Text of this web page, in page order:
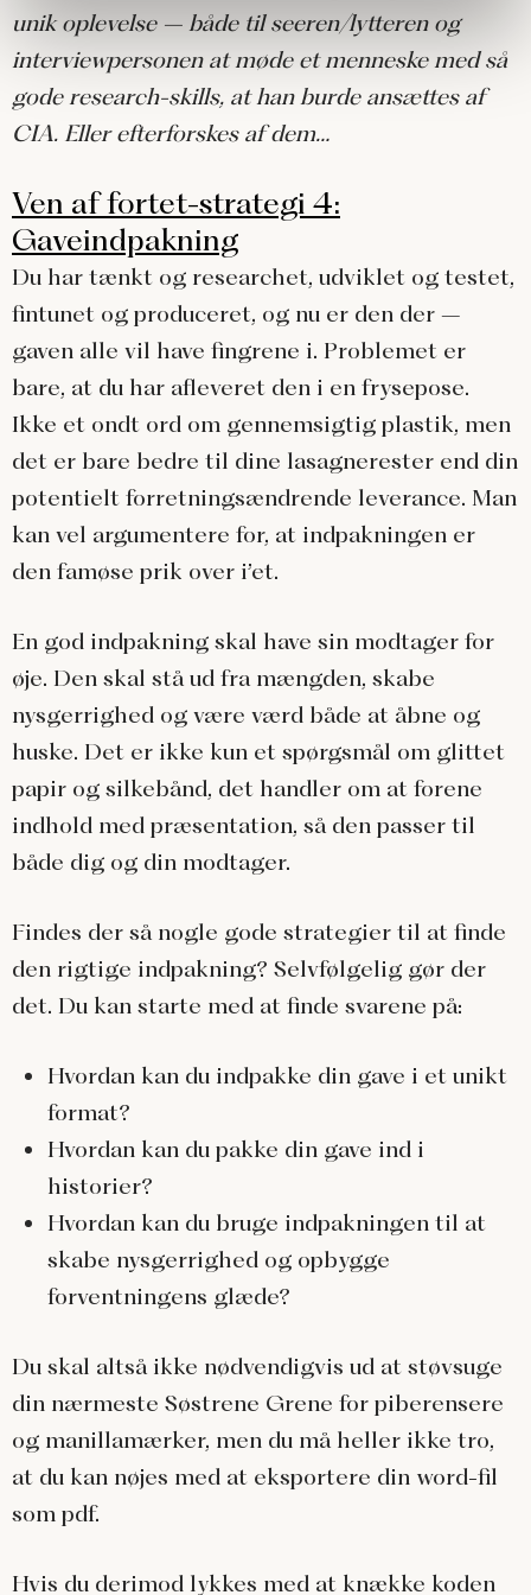
unik oplevelse – både til seeren/lytteren og
interviewpersonen at møde et menneske med så
gode research-skills, at han burde ansættes af
CIA. Eller efterforskes af dem…
Ven af fortet-strategi 4:
Gaveindpakning
Du har tænkt og researchet, udviklet og testet,
fintunet og produceret, og nu er den der –
gaven alle vil have fingrene i. Problemet er
bare, at du har afleveret den i en frysepose.
Ikke et ondt ord om gennemsigtig plastik, men
det er bare bedre til dine lasagnerester end din
potentielt forretningsændrende leverance. Man
kan vel argumentere for, at indpakningen er
den famøse prik over i’et.
En god indpakning skal have sin modtager for
øje. Den skal stå ud fra mængden, skabe
nysgerrighed og være værd både at åbne og
huske. Det er ikke kun et spørgsmål om glittet
papir og silkebånd, det handler om at forene
indhold med præsentation, så den passer til
både dig og din modtager.
Findes der så nogle gode strategier til at finde
den rigtige indpakning? Selvfølgelig gør der
det. Du kan starte med at finde svarene på:
Hvordan kan du indpakke din gave i et unikt
format?
Hvordan kan du pakke din gave ind i
historier?
Hvordan kan du bruge indpakningen til at
skabe nysgerrighed og opbygge
forventningens glæde?
Du skal altså ikke nødvendigvis ud at støvsuge
din nærmeste Søstrene Grene for piberensere
og manillamærker, men du må heller ikke tro,
at du kan nøjes med at eksportere din word-fil
som pdf.
Hvis du derimod lykkes med at knække koden